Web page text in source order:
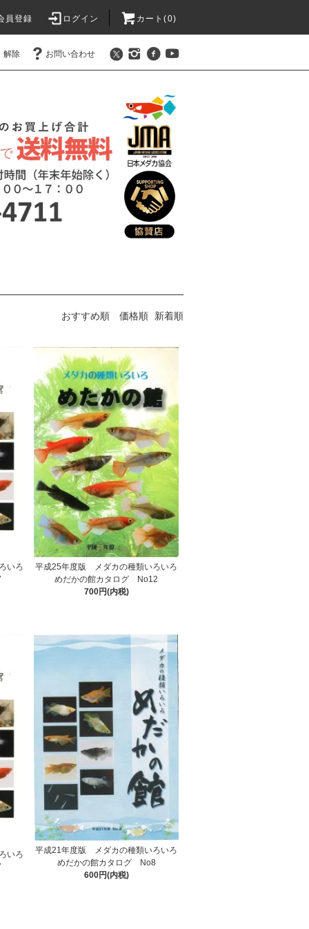
員登録 ログイン カート(0)
解除 お問い合わせ
おすすめ順 価格順 新着順
いろ
平成25年度版 メダカの種類いろいろ
めだかの館カタログ No12
700円(内税)
いろ
平成21年度版 メダカの種類いろいろ
めだかの館カタログ No8
600円(内税)